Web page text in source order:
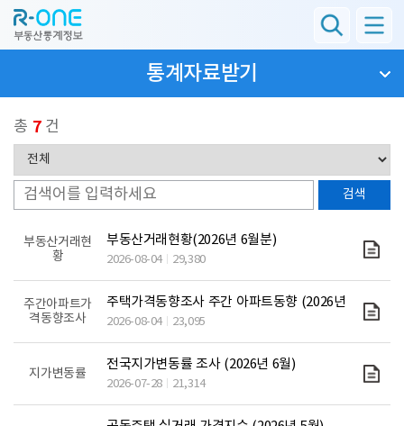
통계자료받기
총 7 건
부동산거래현
황
부동산거래현황(2026년 6월분)
2026-08-04 29,380
주간아파트가
격동향조사
주택가격동향조사 주간 아파트동향 (2026년 7월 27일)
2026-08-04 23,095
지가변동률
전국지가변동률 조사 (2026년 6월)
2026-07-28 21,314